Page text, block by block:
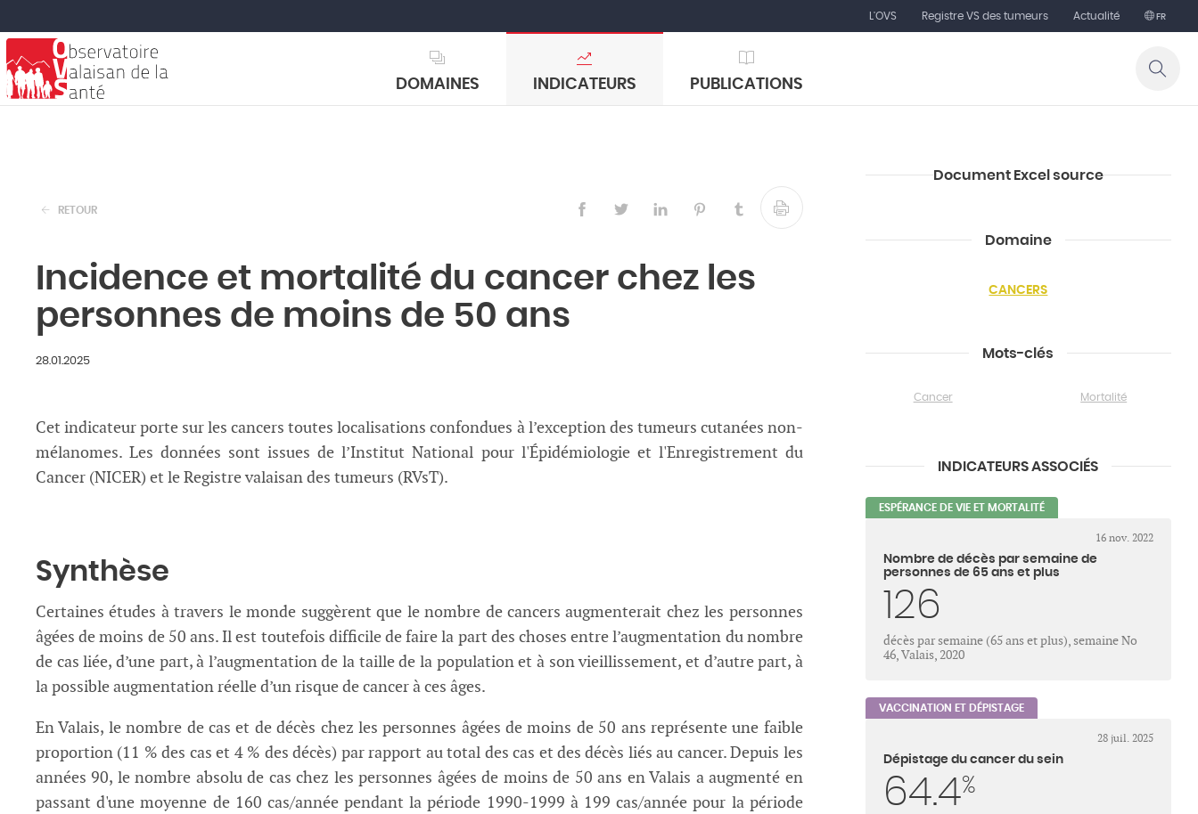
L'OVS Registre VS des tumeurs Actualité FR
DOMAINES INDICATEURS PUBLICATIONS
RETOUR
Incidence et mortalité du cancer chez les
personnes de moins de 50 ans
28.01.2025
Cet indicateur porte sur les cancers toutes localisations confondues à l’exception des tumeurs cutanées non-
mélanomes. Les données sont issues de l’Institut National pour l'Épidémiologie et l'Enregistrement du
Cancer (NICER) et le Registre valaisan des tumeurs (RVsT).
Synthèse
Certaines études à travers le monde suggèrent que le nombre de cancers augmenterait chez les personnes
âgées de moins de 50 ans. Il est toutefois difficile de faire la part des choses entre l’augmentation du nombre
de cas liée, d’une part, à l’augmentation de la taille de la population et à son vieillissement, et d’autre part, à
la possible augmentation réelle d’un risque de cancer à ces âges.
En Valais, le nombre de cas et de décès chez les personnes âgées de moins de 50 ans représente une faible
proportion (11 % des cas et 4 % des décès) par rapport au total des cas et des décès liés au cancer. Depuis les
années 90, le nombre absolu de cas chez les personnes âgées de moins de 50 ans en Valais a augmenté en
passant d'une moyenne de 160 cas/année pendant la période 1990-1999 à 199 cas/année pour la période
Document Excel source
Domaine
CANCERS
Mots-clés
Cancer Mortalité
INDICATEURS ASSOCIÉS
ESPÉRANCE DE VIE ET MORTALITÉ
16 nov. 2022
Nombre de décès par semaine de
personnes de 65 ans et plus
126
décès par semaine (65 ans et plus), semaine No
46, Valais, 2020
VACCINATION ET DÉPISTAGE
28 juil. 2025
Dépistage du cancer du sein
64.4%